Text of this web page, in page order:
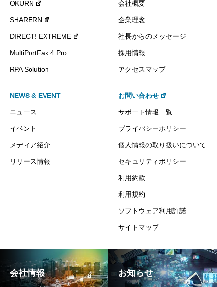
OKURN
SHARERN
DIRECT! EXTREME
MultiPortFax 4 Pro
RPA Solution
会社概要
企業理念
社長からのメッセージ
採用情報
アクセスマップ
NEWS & EVENT
ニュース
イベント
メディア紹介
リリース情報
お問い合わせ
サポート情報一覧
プライバシーポリシー
個人情報の取り扱いについて
セキュリティポリシー
利用約款
利用規約
ソフトウェア利用許諾
サイトマップ
会社情報 お知らせ